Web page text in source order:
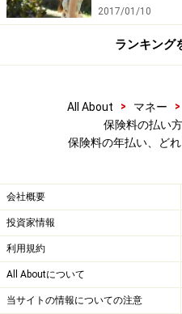
2017/01/10
ランキング
All About > マネー >
保険料の払い
保険料の年払い、ど
会社概要
投資家情報
利用規約
All Aboutについて
当サイトの情報についての注意